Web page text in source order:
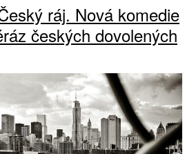
ráj. Nová komedie
českých dovolených